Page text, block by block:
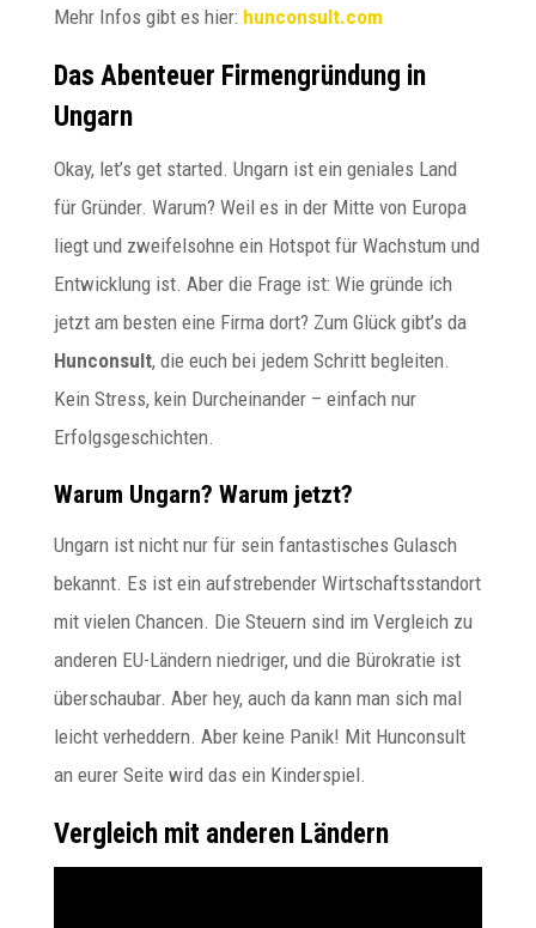
Mehr Infos gibt es hier: hunconsult.com
Das Abenteuer Firmengründung in
Ungarn
Okay, let’s get started. Ungarn ist ein geniales Land
für Gründer. Warum? Weil es in der Mitte von Europa
liegt und zweifelsohne ein Hotspot für Wachstum und
Entwicklung ist. Aber die Frage ist: Wie gründe ich
jetzt am besten eine Firma dort? Zum Glück gibt’s da
Hunconsult, die euch bei jedem Schritt begleiten.
Kein Stress, kein Durcheinander – einfach nur
Erfolgsgeschichten.
Warum Ungarn? Warum jetzt?
Ungarn ist nicht nur für sein fantastisches Gulasch
bekannt. Es ist ein aufstrebender Wirtschaftsstandort
mit vielen Chancen. Die Steuern sind im Vergleich zu
anderen EU-Ländern niedriger, und die Bürokratie ist
überschaubar. Aber hey, auch da kann man sich mal
leicht verheddern. Aber keine Panik! Mit Hunconsult
an eurer Seite wird das ein Kinderspiel.
Vergleich mit anderen Ländern